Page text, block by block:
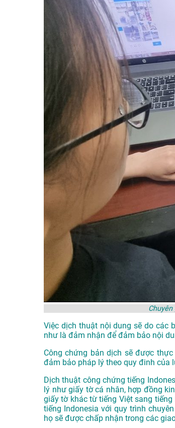
Việc dịch thuật nội dung sẽ do các
như là đảm nhận để đảm bảo nội
Công chứng bản dịch sẽ được
đảm bảo pháp lý theo quy đinh của
Dịch thuật công chứng tiếng
lý như giấy tờ cá nhân, hợp đồng
giấy tờ khác từ tiếng Việt sang
tiếng Indonesia với quy trình
họ sẽ được chấp nhận trong các